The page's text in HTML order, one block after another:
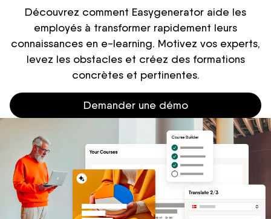
Découvrez comment Easygenerator aide les
employés à transformer rapidement leurs
connaissances en e-learning. Motivez vos experts,
levez les obstacles et créez des formations
concrètes et pertinentes.
Demander une démo